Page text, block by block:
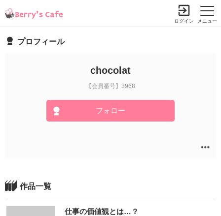
メニュー
ログイン
プロフィール
chocolat
【会員番号】3968
フォロー
作品一覧
仕事の価値観とは…？